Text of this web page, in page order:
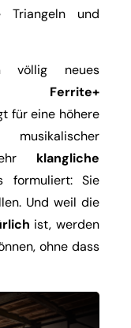
Triangeln und
neues
Ferrite+
für eine höhere
klangliche
formuliert: Sie
Und weil die
ist, werden
ohne dass